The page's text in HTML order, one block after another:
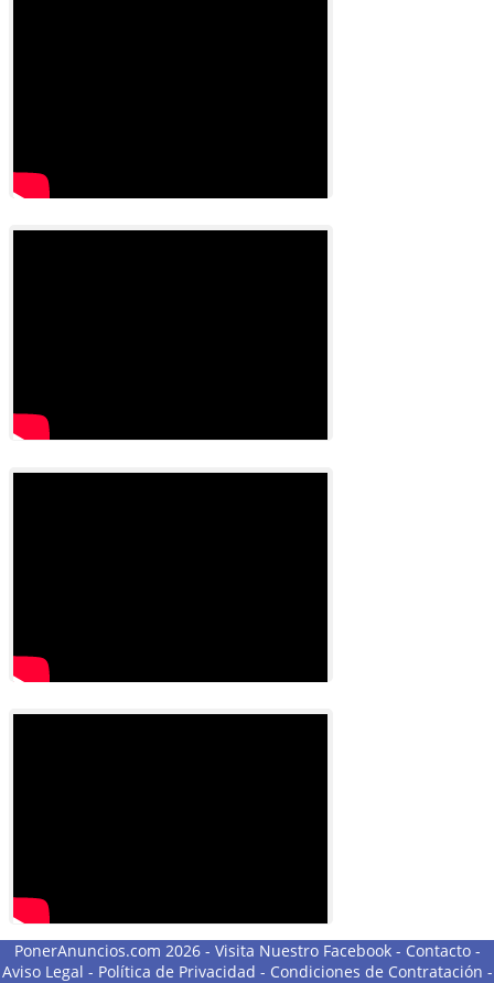
PonerAnuncios.com 2026 - Visita Nuestro Facebook- Contacto-
Aviso Legal - Política de Privacidad - Condiciones de Contratación -